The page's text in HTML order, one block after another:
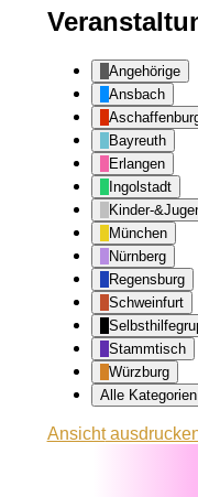
Angehörige
Ansbach
Bayreuth
Erlangen
Ingolstadt
Kinder-
München
Nürnberg
Regensburg
Schweinfurt
Stammtisch
Würzburg
Alle Kategorien
Ansicht